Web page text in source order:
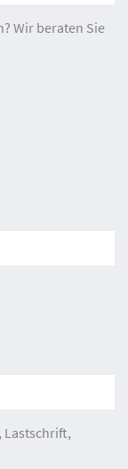
Wir beraten Sie
Lastschrift,